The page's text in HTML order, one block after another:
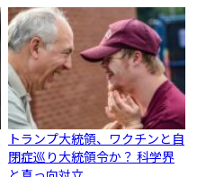
トランプ大統領、ワクチンと自
閉症巡り大統領令か？ 科学界